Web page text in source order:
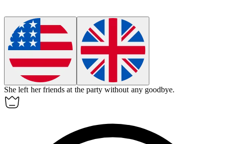
Sheleft her friends at the party without any goodbye.